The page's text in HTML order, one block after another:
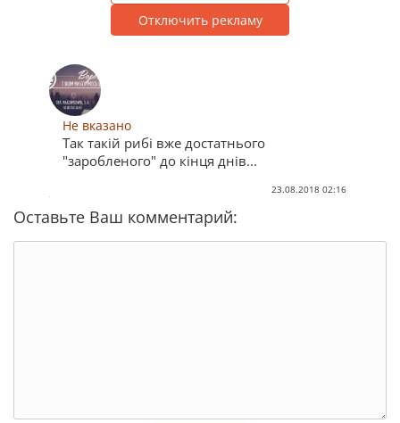
Отключить рекламу
Не вказано
Так такій рибі вже достатнього
"заробленого" до кінця днів...
23.08.2018 02:16
Оставьте Ваш комментарий: